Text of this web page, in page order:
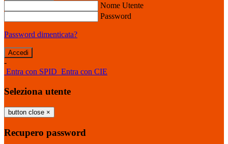
Nome Utente
Password
Password dimenticata?
-
Entra con SPID Entra con CIE
Seleziona utente
button close ×
Recupero password